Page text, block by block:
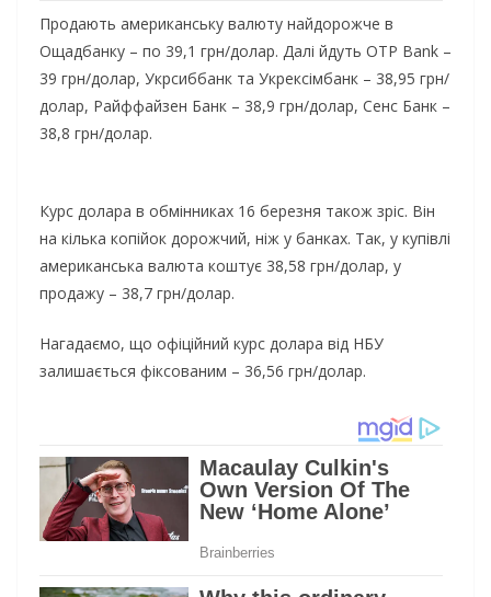
Продають американську валюту найдорожче в
Ощадбанку – по 39,1 грн/долар. Далі йдуть OTP Bank –
39 грн/долар, Укрсиббанк та Укрексімбанк – 38,95 грн/
долар, Райффайзен Банк – 38,9 грн/долар, Сенс Банк –
38,8 грн/долар.
Курс долара в обмінниках 16 березня також зріс. Він
на кілька копійок дорожчий, ніж у банках. Так, у купівлі
американська валюта коштує 38,58 грн/долар, у
продажу – 38,7 грн/долар.
Нагадаємо, що офіційний курс долара від НБУ
залишається фіксованим – 36,56 грн/долар.